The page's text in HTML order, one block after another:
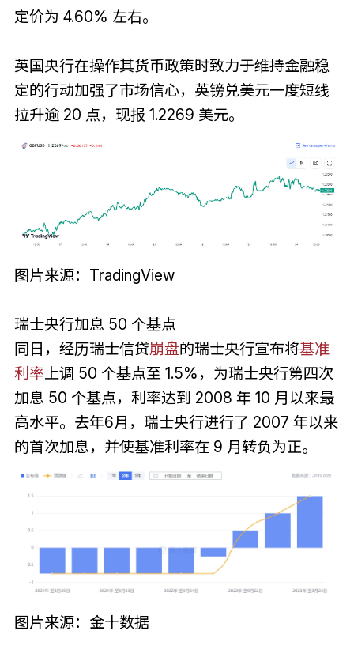
定价为 4.60% 左右。
英国央行在操作其货币政策时致力于维持金融稳
定的行动加强了市场信心，英镑兑美元一度短线
拉升逾 20 点，现报 1.2269 美元。
图片来源：TradingView
瑞士央行加息 50 个基点
同日，经历瑞士信贷崩盘的瑞士央行宣布将基准
利率上调 50 个基点至 1.5%，为瑞士央行第四次
加息 50 个基点，利率达到 2008 年 10 月以来最
高水平。去年6月，瑞士央行进行了 2007 年以来
的首次加息，并使基准利率在 9 月转负为正。
图片来源：金十数据